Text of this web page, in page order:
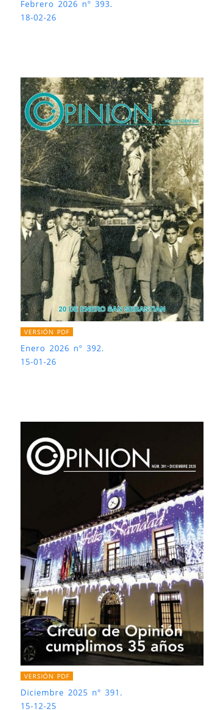
Febrero 2026 nº 393.
18-02-26
VERSIÓN PDF
Enero 2026 nº 392.
15-01-26
VERSIÓN PDF
Diciembre 2025 nº 391.
15-12-25